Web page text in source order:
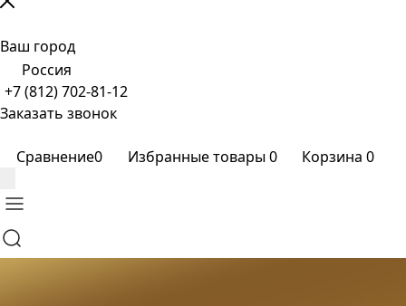
Ваш город
Россия
+7 (812) 702-81-12
Заказать звонок
Сравнение0 Избранные товары0 Корзина 0